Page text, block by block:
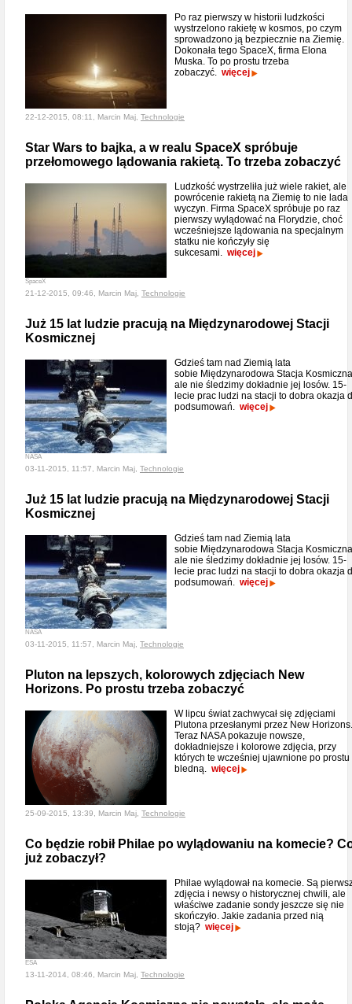
Po raz pierwszy w historii ludzkości
wystrzelono rakietę w kosmos, po czym
sprowadzono ją bezpiecznie na Ziemię.
Dokonała tego SpaceX, firma Elona
Muska. To po prostu trzeba
zobaczyć. więcej
22-12-2015, 08:11, Marcin Maj, Technologie
Star Wars to bajka, a w realu SpaceX spróbuje
przełomowego lądowania rakietą. To trzeba zobaczyć
SpaceX
Ludzkość wystrzeliła już wiele rakiet, ale
powrócenie rakietą na Ziemię to nie lada
wyczyn. Firma SpaceX spróbuje po raz
pierwszy wylądować na Florydzie, choć
wcześniejsze lądowania na specjalnym
statku nie kończyły się
sukcesami. więcej
21-12-2015, 09:46, Marcin Maj, Technologie
Już 15 lat ludzie pracują na Międzynarodowej Stacji
Kosmicznej
NASA
Gdzieś tam nad Ziemią lata
sobie Międzynarodowa Stacja
ale nie śledzimy dokładnie jej losów. 15-
lecie prac ludzi na stacji to dobra okazja
podsumowań. więcej
03-11-2015, 11:57, Marcin Maj, Technologie
Już 15 lat ludzie pracują na Międzynarodowej Stacji
Kosmicznej
NASA
Gdzieś tam nad Ziemią lata
sobie Międzynarodowa Stacja
ale nie śledzimy dokładnie jej losów. 15-
lecie prac ludzi na stacji to dobra okazja
podsumowań. więcej
03-11-2015, 11:57, Marcin Maj, Technologie
Pluton na lepszych, kolorowych zdjęciach New
Horizons. Po prostu trzeba zobaczyć
W lipcu świat zachwycał się zdjęciami
Plutona przesłanymi przez New Horizons.
Teraz NASA pokazuje nowsze,
dokładniejsze i kolorowe zdjęcia, przy
których te wcześniej ujawnione po prostu
bledną. więcej
25-09-2015, 13:39, Marcin Maj, Technologie
Co będzie robił Philae po wylądowaniu na komecie?
już zobaczył?
ESA
Philae wylądował na komecie. Są
zdjęcia i newsy o historycznej chwili, ale
właściwe zadanie sondy jeszcze się nie
skończyło. Jakie zadania przed nią
stoją? więcej
13-11-2014, 08:46, Marcin Maj, Technologie